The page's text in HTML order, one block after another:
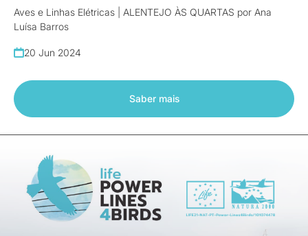
Aves e Linhas Elétricas | ALENTEJO ÀS QUARTAS por Ana
Luísa Barros
20 Jun 2024
Saber mais